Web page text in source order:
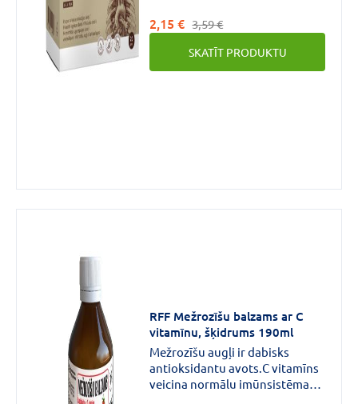
elpošanas ceļu darbību.
Purpursarkanās ehinācijas
laksti, plūškoka ziedi un
mežrozīšu augļi var palīdzēt
2,15 € 3,59 €
SKATĪT PRODUKTU
RFF Mežrozīšu balzams ar C
vitamīnu, šķidrums 190ml
Mežrozīšu augļi ir dabisks
antioksidantu avots.C vitamīns
veicina normālu imūnsistēmas